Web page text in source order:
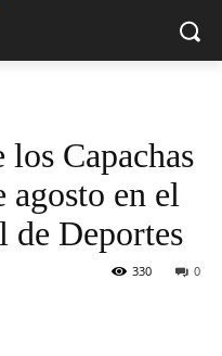
Capachas
agosto en el
de Deportes
0
330